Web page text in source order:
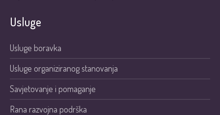
Usluge
Usluge boravka
Usluge organiziranog stanovanja
Savjetovanje i pomaganje
Rana razvojna podrška